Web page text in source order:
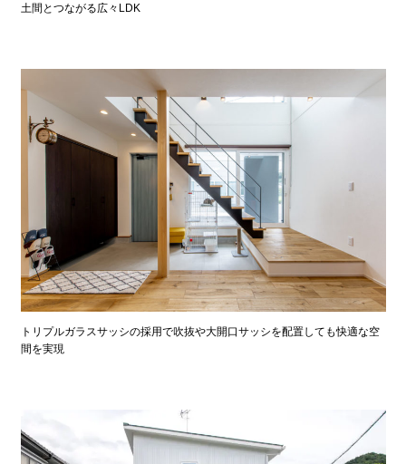
土間とつながる広々LDK
トリプルガラスサッシの採用で吹抜や大開口サッシを配置しても快適な空
間を実現